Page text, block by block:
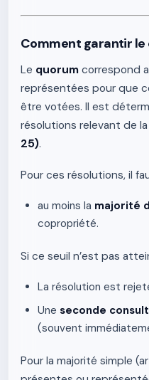
Comment garantir le
Le quorum correspond
représentées pour que
être votées. Il est
résolutions relevant de la
25).
Pour ces résolutions, il
au moins la majorité
copropriété.
Si ce seuil n’est pas
La résolution est
Une seconde
(souvent
Pour la majorité simple